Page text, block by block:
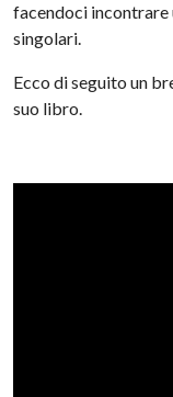
facendoci incontrare
singolari.
Ecco di seguito un
suo libro.